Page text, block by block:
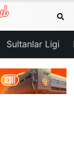
Sultanlar Ligi